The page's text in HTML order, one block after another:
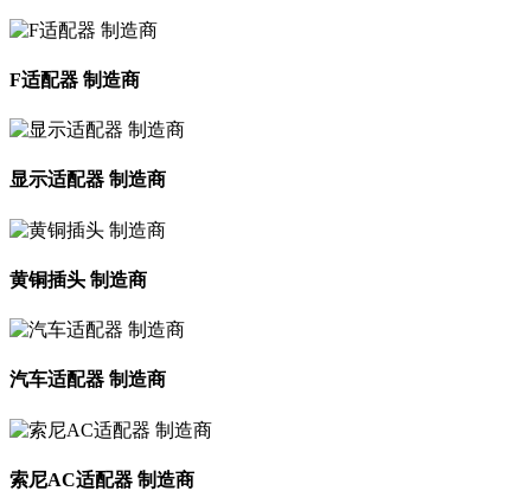
F适配器 制造商
显示适配器 制造商
黄铜插头 制造商
汽车适配器 制造商
索尼AC适配器 制造商